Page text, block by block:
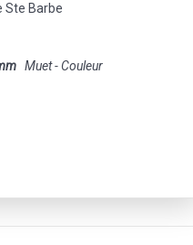
Ste Barbe
Muet - Couleur